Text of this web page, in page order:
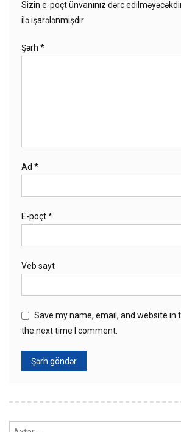
Sizin e-poçt ünvanınız dərc
ilə işarələnmişdir
Şərh *
Ad *
E-poçt*
Veb sayt
Save my name, email, and website in
the next time I comment.